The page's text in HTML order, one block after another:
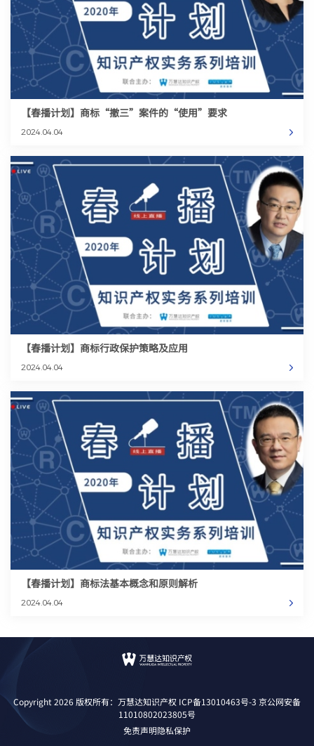
【春播计划】商标“撤三”案件的“使用”要求
2024.04.04
【春播计划】商标行政保护策略及应用
2024.04.04
【春播计划】商标法基本概念和原则解析
2024.04.04
Copyright 2026 版权所有：万慧达知识产权 ICP备13010463号-3 京公网安备
11010802023805号
免责声明隐私保护